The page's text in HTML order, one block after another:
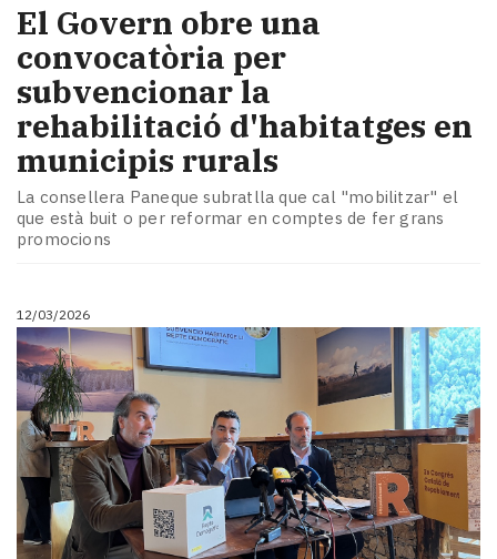
El Govern obre una
convocatòria per
subvencionar la
rehabilitació d'habitatges en
municipis rurals
La consellera Paneque subratlla que cal "mobilitzar" el
que està buit o per reformar en comptes de fer grans
promocions
12/03/2026